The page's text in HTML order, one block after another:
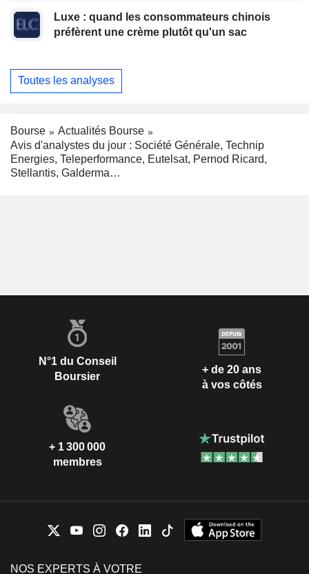
Luxe : quand les consommateurs chinois
préfèrent une crème plutôt qu'un sac
Toutes les analyses
Bourse
Actualités Bourse
Avis d'analystes du jour : Société Générale, Technip
Energies, Teleperformance, Eutelsat, Pernod Ricard,
Stellantis, Galderma…
N°1 du Conseil
Boursier
+ de 20 ans
à vos côtés
+ 1 300 000
membres
NOS EXPERTS À VOTRE